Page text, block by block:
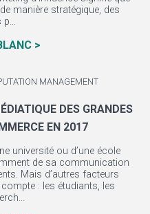
manière stratégique, des
>
MANAGEMENT
DES GRANDES
EN 2017
université ou d’une école
de sa communication
Mais d’autres facteurs
: les étudiants, les